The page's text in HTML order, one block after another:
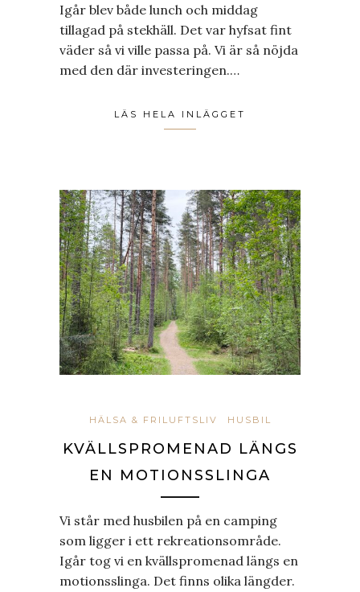
Igår blev både lunch och middag
tillagad på stekhäll. Det var hyfsat fint
väder så vi ville passa på. Vi är så nöjda
med den där investeringen.…
LÄS HELA INLÄGGET
HÄLSA & FRILUFTSLIV HUSBIL
KVÄLLSPROMENAD LÄNGS
EN MOTIONSSLINGA
Vi står med husbilen på en camping
som ligger i ett rekreationsområde.
Igår tog vi en kvällspromenad längs en
motionsslinga. Det finns olika längder.